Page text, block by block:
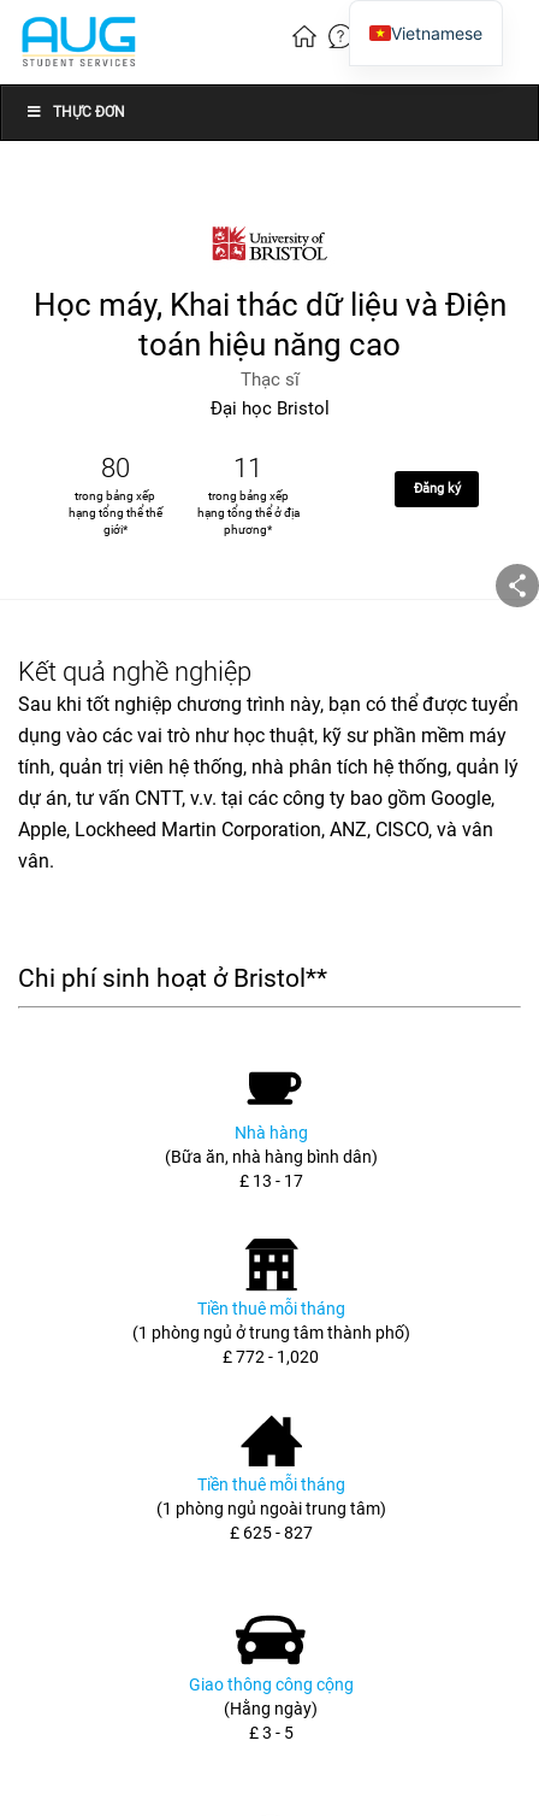
THỰC ĐƠN
Học máy, Khai thác dữ liệu và Điện
toán hiệu năng cao
Thạc sĩ
Đại học Bristol
80
trong bảng xếp
hạng tổng thể thế
giới*
11
trong bảng xếp
hạng tổng thể ở địa
phương*
Đăng ký
Kết quả nghề nghiệp
Sau khi tốt nghiệp chương trình này, bạn có thể được tuyển
dụng vào các vai trò như học thuật, kỹ sư phần mềm máy
tính, quản trị viên hệ thống, nhà phân tích hệ thống, quản lý
dự án, tư vấn CNTT, v.v. tại các công ty bao gồm Google,
Apple, Lockheed Martin Corporation, ANZ, CISCO, và vân
vân.
Chi phí sinh hoạt ở Bristol**
Nhà hàng
(Bữa ăn, nhà hàng bình dân)
£ 13 - 17
Tiền thuê mỗi tháng
(1 phòng ngủ ở trung tâm thành phố)
£ 772 - 1,020
Tiền thuê mỗi tháng
(1 phòng ngủ ngoài trung tâm)
£ 625 - 827
Giao thông công cộng
(Hằng ngày)
£ 3 - 5
Vietnamese